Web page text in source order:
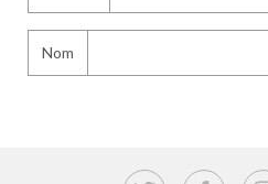
Nom